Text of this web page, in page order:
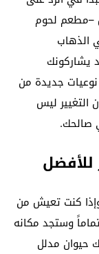
–مطعم لحوم
الذهاب
جديدة من
التغيير ليس
صالحك.
وإذا كنت تعيش من
وستجد مكانه
حيوان مدلل